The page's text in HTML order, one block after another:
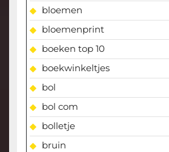
bloemen
bloemenprint
boeken top 10
boekwinkeltjes
bol
bol com
bolletje
bruin